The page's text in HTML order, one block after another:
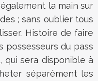
la main sur
; sans oublier tous
Histoire de faire
possesseurs du pass
qui sera disponible à
séparément les